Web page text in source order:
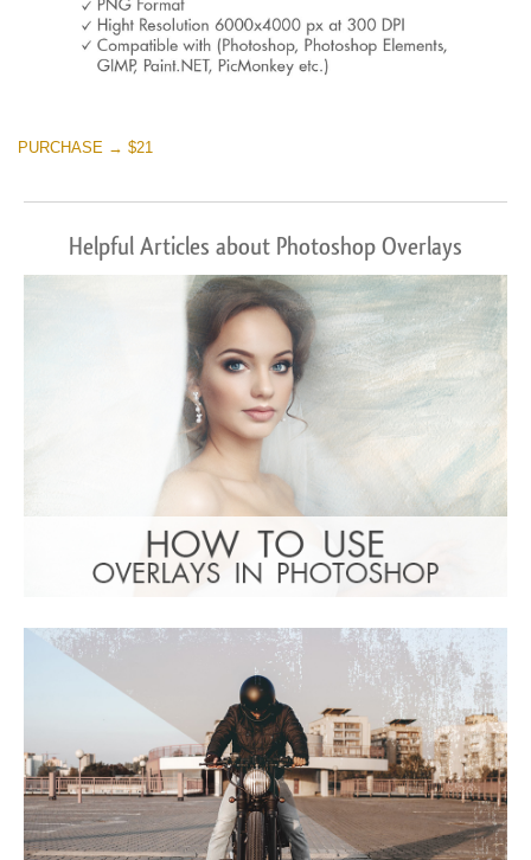
PURCHASE → $21
Helpful Articles about Photoshop Overlays